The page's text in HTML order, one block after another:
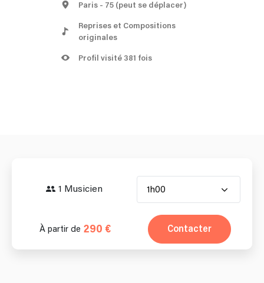
Paris - 75 (peut se déplacer)
Reprises et Compositions
originales
Profil visité 381 fois
1 Musicien 1h00
À partir de 290 € Contacter